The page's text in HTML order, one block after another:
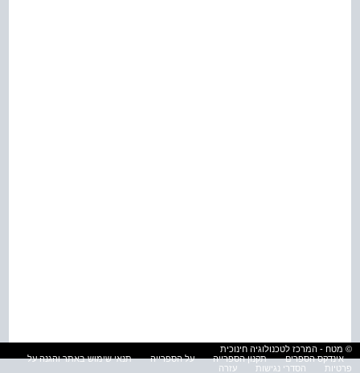
© מטח - המרכז לטכנולוגיה חינוכית
אינדקס הספרים
תקנון הספרייה על הספרייה
תנאי שימוש באתר והגנה על
פרטיות
הסדרי נגישות עזרה